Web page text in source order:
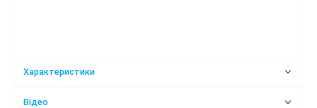
Характеристики
Відео